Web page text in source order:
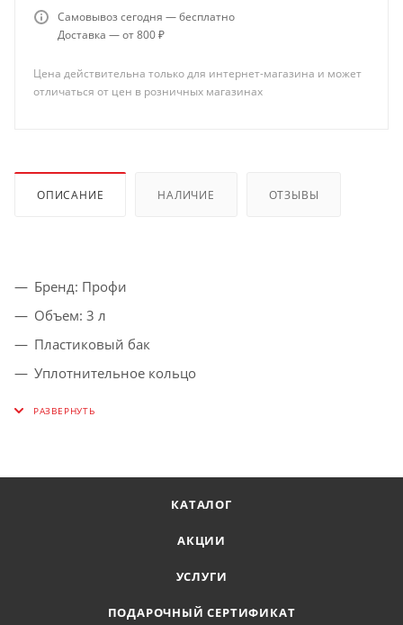
Самовывоз сегодня — бесплатно
Доставка — от 800 ₽
Цена действительна только для интернет-магазина и может
отличаться от цен в розничных магазинах
ОПИСАНИЕ НАЛИЧИЕ ОТЗЫВЫ
Бренд: Профи
Объем: 3 л
Пластиковый бак
Уплотнительное кольцо
КАТАЛОГ
АКЦИИ
УСЛУГИ
ПОДАРОЧНЫЙ СЕРТИФИКАТ